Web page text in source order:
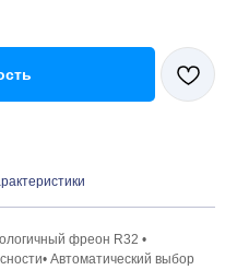
фреон R32 •
Автоматический выбор